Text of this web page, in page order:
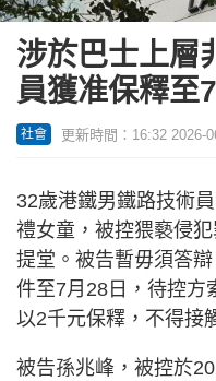
涉於巴士上層
員獲准保釋至
社會 更新時間：16:32 2026-
32歲港鐵男鐵路技術
禮女童，被控猥褻侵
提堂。被告暫毋須答
件至7月28日，待控方
以2千元保釋，不得接
被告孫兆峰，被控於